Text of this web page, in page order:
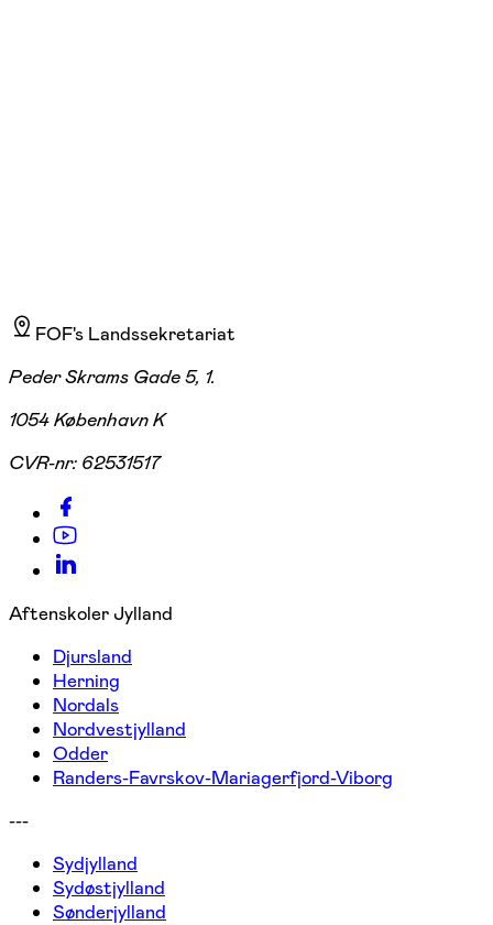
FOF's Landssekretariat
Peder Skrams Gade 5, 1.
1054 København K
CVR-nr: 62531517
Aftenskoler Jylland
Djursland
Herning
Nordals
Nordvestjylland
Odder
Randers-Favrskov-Mariagerfjord-Viborg
---
Sydjylland
Sydøstjylland
Sønderjylland